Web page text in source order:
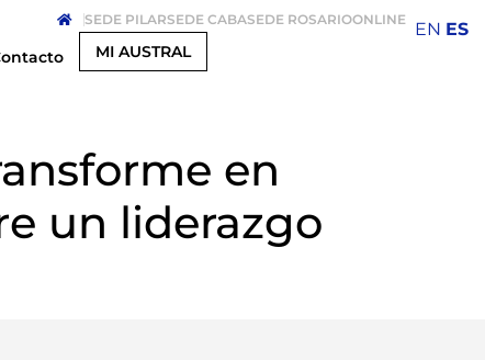
SEDE PILARSEDE CABASEDE ROSARIOONLINE
MI AUSTRAL
en
un liderazgo
EN ES